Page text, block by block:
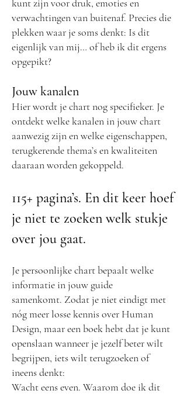
kunt zijn voor druk, emoties en
verwachtingen van buitenaf. Precies die
plekken waar je soms denkt: Is dit
eigenlijk van mij… of heb ik dit ergens
opgepikt?
Jouw kanalen
Hier wordt je chart nog specifieker. Je
ontdekt welke kanalen in jouw chart
aanwezig zijn en welke eigenschappen,
terugkerende thema’s en kwaliteiten
daaraan worden gekoppeld.
115+ pagina’s. En dit keer hoef
je niet te zoeken welk stukje
over jou gaat.
Je persoonlijke chart bepaalt welke
informatie in jouw guide
samenkomt. Zodat je niet eindigt met
nóg meer losse kennis over Human
Design, maar een boek hebt dat je kunt
openslaan wanneer je jezelf beter wilt
begrijpen, iets wilt terugzoeken of
ineens denkt:
Wacht eens even. Waarom doe ik dit